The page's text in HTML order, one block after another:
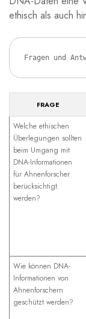
ethisch als auch
Fragen und
FRAGE
Welche ethischen
Überlegungen sollten
beim Umgang mit
DNA-Informationen
für Ahnenforscher
berücksichtigt
werden?
Wie können DNA-
Informationen von
Ahnenforschern
geschützt werden?